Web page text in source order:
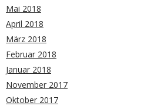
Mai 2018
April 2018
März 2018
Februar 2018
Januar 2018
November 2017
Oktober 2017